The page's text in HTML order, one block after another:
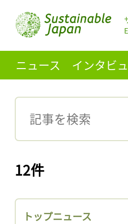
ニュース インタビ
12件
トップニュース